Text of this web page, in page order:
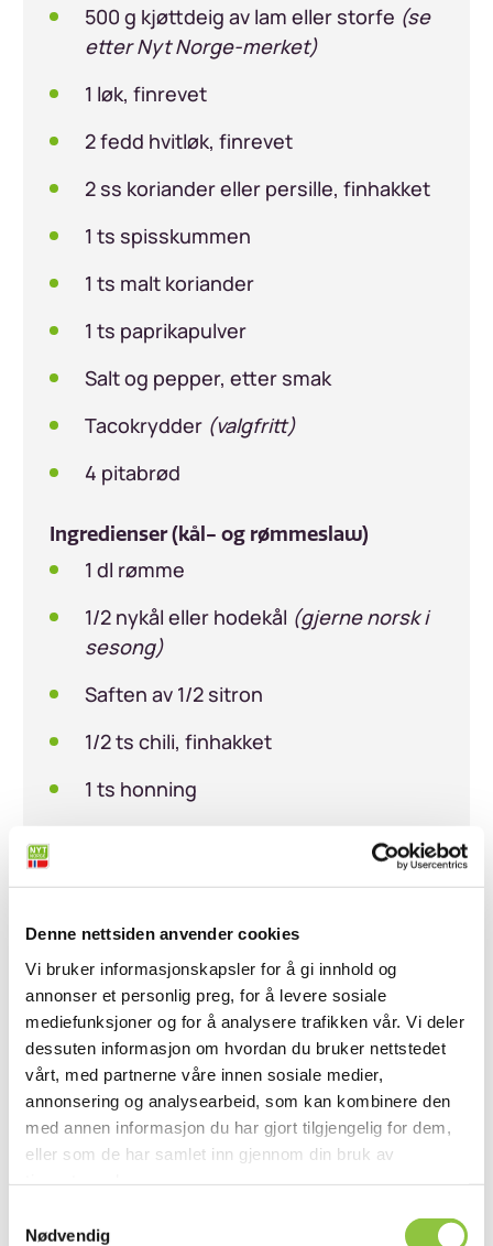
Denne nettsiden anvender cookies
Vi bruker informasjonskapsler for å gi innhold og
annonser et personlig preg, for å levere sosiale
mediefunksjoner og for å analysere trafikken vår. Vi deler
dessuten informasjon om hvordan du bruker nettstedet
vårt, med partnerne våre innen sosiale medier,
annonsering og analysearbeid, som kan kombinere den
med annen informasjon du har gjort tilgjengelig for dem,
eller som de har samlet inn gjennom din bruk av
Nødvendig
500 g kjøttdeig av lam eller storfe (se
etter Nyt Norge-merket)
1 løk, finrevet
2 fedd hvitløk, finrevet
2 ss koriander eller persille, finhakket
1 ts spisskummen
1 ts malt koriander
1 ts paprikapulver
Salt og pepper, etter smak
Tacokrydder (valgfritt)
4 pitabrød
Ingredienser (kål- og rømmeslaw)
1 dl rømme
1/2 nykål eller hodekål (gjerne norsk i
sesong)
Saften av 1/2 sitron
1/2 ts chili, finhakket
1 ts honning
2 norske tomater, hakket
1/2 rødløk, finhakket
2 ss olivenolje
1 ts sumak(eller salt og pepper, etter
smak)
Fremgangsmåte